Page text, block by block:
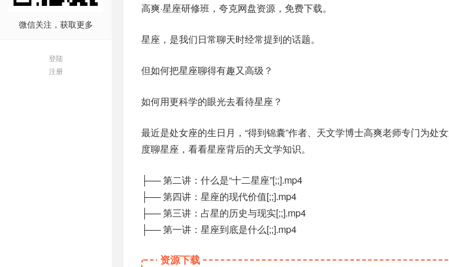
微信关注，获取更多
登陆
注册
高爽·星座研修班，夸克网盘资源，免费下载。
星座，是我们日常聊天时经常提到的话题。
但如何把星座聊得有趣又高级？
如何用更科学的眼光去看待星座？
最近是处女座的生日月，“得到锦囊”作者、天文学博士高爽老师专门为处
度聊星座，看看星座背后的天文学知识。
├── 第二讲：什么是“十二星座”[;;].mp4
├── 第四讲：星座的现代价值[;;].mp4
├── 第三讲：占星的历史与现实[;;].mp4
├── 第一讲：星座到底是什么[;;].mp4
资源下载